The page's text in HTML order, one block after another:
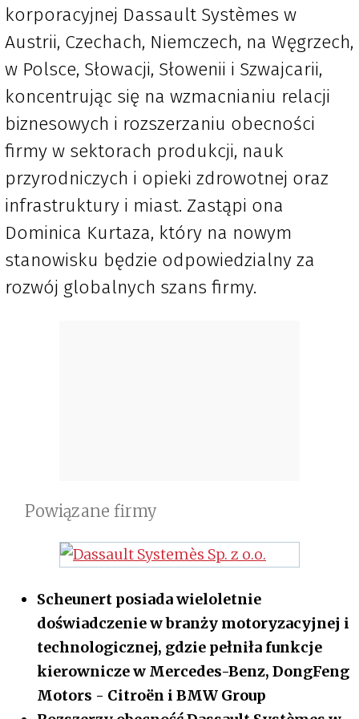
korporacyjnej Dassault Systèmes w
Austrii, Czechach, Niemczech, na Węgrzech,
w Polsce, Słowacji, Słowenii i Szwajcarii,
koncentrując się na wzmacnianiu relacji
biznesowych i rozszerzaniu obecności
firmy w sektorach produkcji, nauk
przyrodniczych i opieki zdrowotnej oraz
infrastruktury i miast. Zastąpi ona
Dominica Kurtaza, który na nowym
stanowisku będzie odpowiedzialny za
rozwój globalnych szans firmy.
Powiązane firmy
Scheunert posiada wieloletnie
doświadczenie w branży motoryzacyjnej i
technologicznej, gdzie pełniła funkcje
kierownicze w Mercedes-Benz, DongFeng
Motors - Citroën i BMW Group